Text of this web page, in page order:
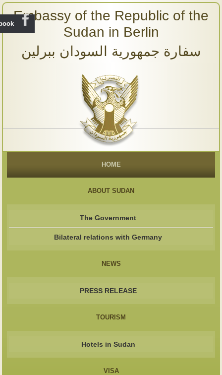
Embassy of the Republic of the
Sudan in Berlin
سفارة جمهورية السودان ببرلين
HOME
ABOUT SUDAN
The Government
Bilateral relations with Germany
NEWS
PRESS RELEASE
TOURISM
Hotels in Sudan
VISA